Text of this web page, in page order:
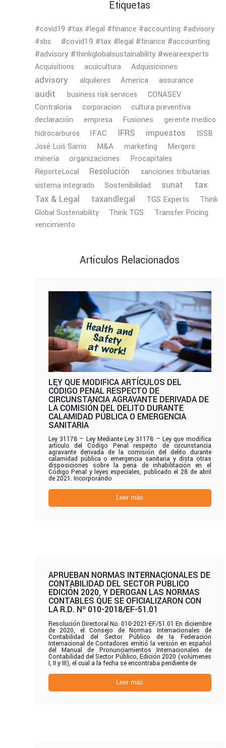
Etiquetas
#covid19 #tax #legal #finance #accounting #advisory
#sbs
#covid19 #tax #legal #finance #accounting
#advisory #thinkglobalsustainability #weareexperts
Acquisitions acuicultura Adquisiciones
advisory alquileres America assurance
audit business risk services
CONASEV
Contraloría
corporacion cultura preventiva
declaración empresa Fusiones
gerente medico
hidrocarburos
IFAC IFRS impuestos
ISSB
José Luis Sarrio
M&A marketing Mergers
minería organizaciones
Procapitales
ReporteLocal
Resolución
sanciones tributarias
sistema integrado
Sostenibilidad sunat
tax
Tax & Legal
taxandlegal TGS Experts
Think
Global Sustenability
Think TGS Transfer Pricing
vencimiento
Artículos Relacionados
LEY QUE MODIFICA ARTÍCULOS DEL
CÓDIGO PENAL RESPECTO DE
CIRCUNSTANCIA AGRAVANTE DERIVADA DE
LA COMISIÓN DEL DELITO DURANTE
CALAMIDAD PÚBLICA O EMERGENCIA
SANITARIA
Ley 31178 – Ley Mediante Ley 31178 – Ley que modifica
artículo del Código Penal respecto de circunstancia
agravante derivada de la comisión del delito durante
calamidad pública o emergencia sanitaria y dista otras
disposiciones sobre la pena de inhabilitación en el
Código Penal y leyes especiales, publicado el 28 de abril
de 2021. Incorporando
Leer más
APRUEBAN NORMAS INTERNACIONALES DE
CONTABILIDAD DEL SECTOR PÚBLICO
EDICIÓN 2020, Y DEROGAN LAS NORMAS
CONTABLES QUE SE OFICIALIZARON CON
LA R.D. Nº 010-2018/EF-51.01
Resolución Directoral No. 010-2021-EF/51.01 En diciembre
de 2020, el Consejo de Normas Internacionales de
Contabilidad del Sector Público de la Federación
Internacional de Contadores emitió la versión en español
del Manual de Pronunciamientos Internacionales de
Contabilidad del Sector Público, Edición 2020 (volúmenes
I, II y III), el cual a la fecha se encontraba pendiente de
Leer más